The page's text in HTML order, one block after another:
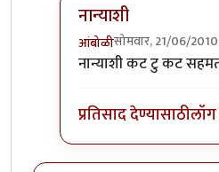
नान्याशी
आंबोळीसोमवार, 21/06/
In reply to>>मिपावर
नान्याशी कट टु कट
प्रतिसाद देण्यासाठी